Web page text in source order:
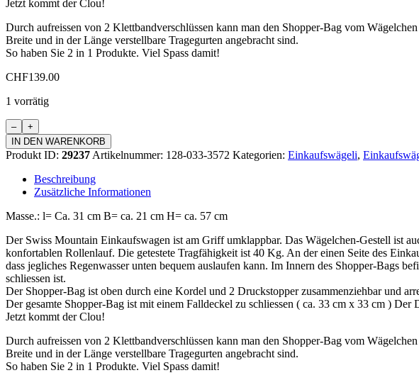
Jetzt kommt der Clou!
Durch aufreissen von 2 Klettbandverschlüssen kann man den Shopper-Bag vom
Breite und in der Länge verstellbare Tragegurten angebracht sind.
So haben Sie 2 in 1 Produkte. Viel Spass damit!
CHF139.00
1 vorrätig
Einkaufswagen
Standard
Menge
IN DEN WARENKORB
Produkt ID: 29237 Artikelnummer: 128-033-3572 Kategorien: Einkaufswägeli,
Beschreibung
Zusätzliche Informationen
Masse.: l= Ca. 31 cm B= ca. 21 cm H= ca. 57 cm
Der Swiss Mountain Einkaufswagen ist am Griff umklappbar. Das Wägelchen-Gestell ist
konfortablen Rollenlauf. Die getestete Tragfähigkeit ist 40 Kg. An der einen Seite des
dass jegliches Regenwasser unten bequem auslaufen kann. Im Innern des Shopper-Bags
schliessen ist.
Der Shopper-Bag ist oben durch eine Kordel und 2 Druckstopper zusammenziehbar und
Der gesamte Shopper-Bag ist mit einem Falldeckel zu schliessen ( ca. 33 cm x 33 cm )
Jetzt kommt der Clou!
Durch aufreissen von 2 Klettbandverschlüssen kann man den Shopper-Bag vom
Breite und in der Länge verstellbare Tragegurten angebracht sind.
So haben Sie 2 in 1 Produkte. Viel Spass damit!